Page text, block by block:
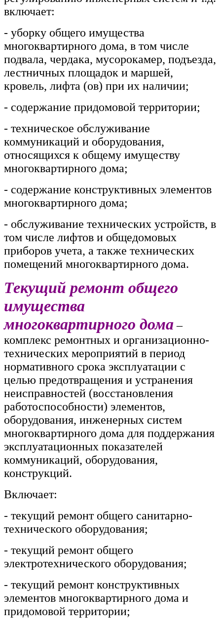
включает:
- уборку общего имущества
многоквартирного дома, в том числе
подвала, чердака, мусорокамер, подъезда,
лестничных площадок и маршей,
кровель, лифта (ов) при их наличии;
- содержание придомовой территории;
- техническое обслуживание
коммуникаций и оборудования,
относящихся к общему имуществу
многоквартирного дома;
- содержание конструктивных элементов
многоквартирного дома;
- обслуживание технических устройств, в
том числе лифтов и общедомовых
приборов учета, а также технических
помещений многоквартирного дома.
Текущий ремонт общего
имущества
многоквартирного дома –
комплекс ремонтных и организационно-
технических мероприятий в период
нормативного срока эксплуатации с
целью предотвращения и устранения
неисправностей (восстановления
работоспособности) элементов,
оборудования, инженерных систем
многоквартирного дома для поддержания
эксплуатационных показателей
коммуникаций, оборудования,
конструкций.
Включает:
- текущий ремонт общего санитарно-
технического оборудования;
- текущий ремонт общего
электротехнического оборудования;
- текущий ремонт конструктивных
элементов многоквартирного дома и
придомовой территории;